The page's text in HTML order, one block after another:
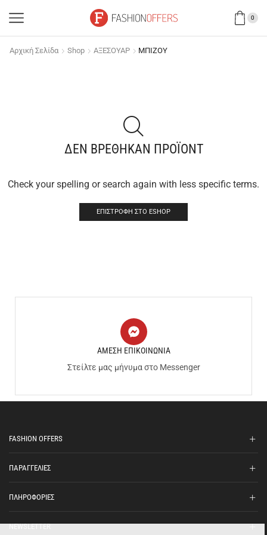
0
Αρχική Σελίδα Shop ΑΞΕΣΟΥΑΡ ΜΠΙΖΟΥ
ΔΕΝ ΒΡΈΘΗΚΑΝ ΠΡΟΪΌΝΤ
Check your spelling or search again with less specific terms.
ΕΠΙΣΤΡΟΦΉ ΣΤΟ ESHOP
ΑΜΕΣΗ ΕΠΙΚΟΙΝΩΝΙΑ
Στείλτε μας μήνυμα στο Messenger
FASHION OFFERS
ΠΑΡΑΓΓΕΛΙΕΣ
ΠΛΗΡΟΦΟΡΙΕΣ
NEWSLETTER